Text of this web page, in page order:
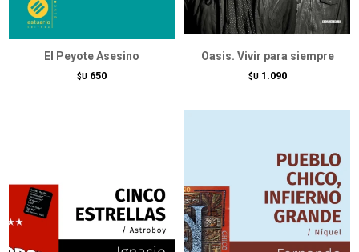
El Peyote Asesino
$U 650
Oasis. Vivir para siempre
$U 1.090